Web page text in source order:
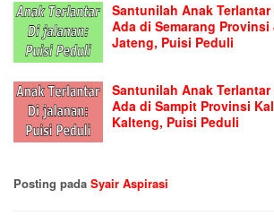
Santunilah Anak
Ada di Semarang Provinsi
Jateng, Puisi Peduli
Santunilah Anak
Ada di Sampit Provinsi
Kalteng, Puisi Peduli
Posting pada Syair Aspirasi